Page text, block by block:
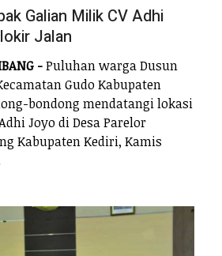
Galian Milik CV Adhi
Jalan
-Puluhan warga Dusun
Gudo Kabupaten
bondong mendatangi lokasi
Joyo di Desa Parelor
Kabupaten Kediri, Kamis